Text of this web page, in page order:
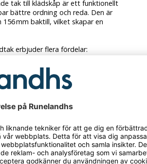
tak till klädskåp är ett funktionellt
bättre ordning och reda. Den är
mm baktill, vilket skapar en
erbjuder flera fördelar:
förhindras att föremål
och sedan glöms kvar där.
skåp kan genomföras utan
högkvalitativ komplettering:
undvikas, nedsmutsning reduceras